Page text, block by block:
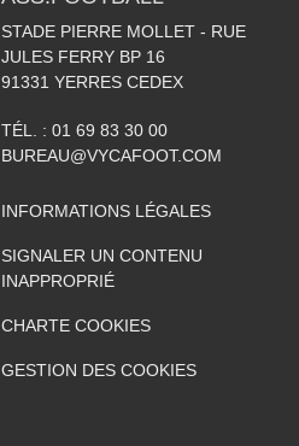
STADE PIERRE MOLLET - RUE
JULES FERRY BP 16
91331 YERRES CEDEX
TÉL. : 01 69 83 30 00
BUREAU@VYCAFOOT.COM
INFORMATIONS LÉGALES
SIGNALER UN CONTENU
INAPPROPRIÉ
CHARTE COOKIES
GESTION DES COOKIES